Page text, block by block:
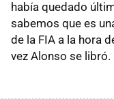
había quedado
sabemos que es
de la FIA a la hora
vez Alonso se libró.